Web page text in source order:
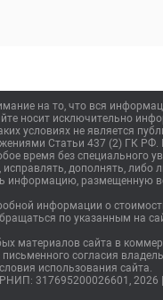
на то, что вся
носит исключительно
условиях не является
Статьи 437 (2) ГК РФ.
время без специального
исправлять, дополнять,
информацию, размещенную
информации о
по указанным на
материалов сайта в
согласия
использования сайта.
317695200026601, 2026 |